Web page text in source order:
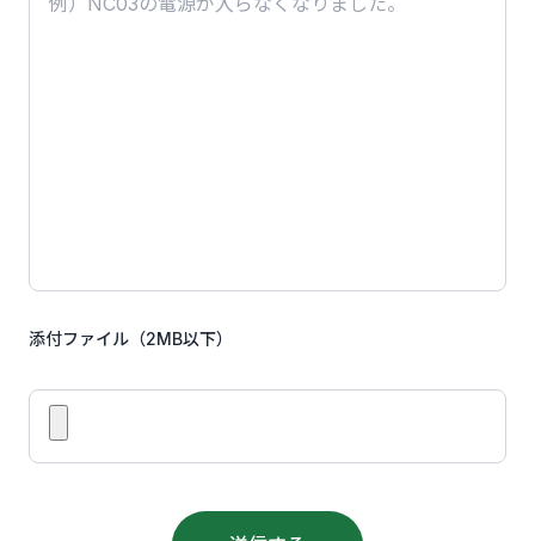
添付ファイル（2MB以下）